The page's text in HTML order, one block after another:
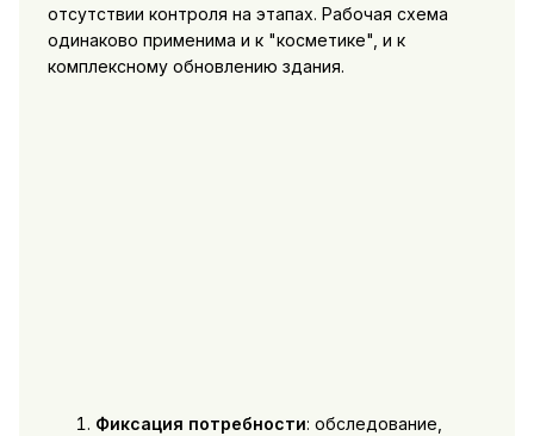
отсутствии контроля на этапах. Рабочая схема
одинаково применима и к "косметике", и к
комплексному обновлению здания.
Фиксация потребности: обследование,